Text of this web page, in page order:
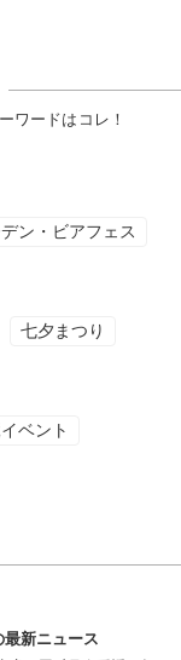
ワードはコレ！
ン・ビアフェス
七夕まつり
ベント
最新ニュース